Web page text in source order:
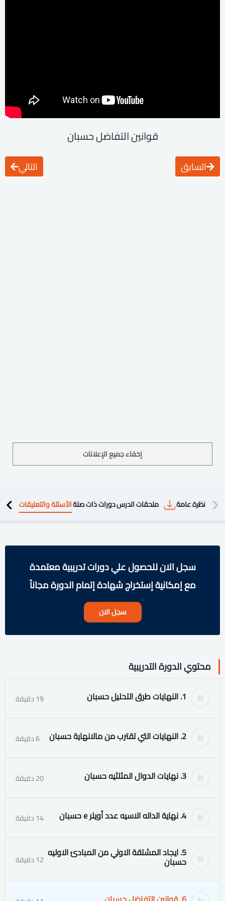
قوانين التفاضل حسبان
السابق التالي
إخفاء جميع الإعلانات
نظرة عامة ملحقات الدرسدورات ذات صلةالأسئلة والتعليقات
سجل الان للحصول علي دورات تدريبية معتمدة
مع إمكانية إستخراج شهادة إتمام الدورة مجاناً
سجل الان
محتوي الدورة التدريبية
1. النهايات طرق التحليل حسبان 19 دقيقة
2. النهايات التي تقترب من مالانهاية حسبان 6 دقيقة
3. نهايات الدوال المثلثيه حسبان 20 دقيقة
4. نهاية الداله الاسيه عدد أويلر e حسبان 14 دقيقة
5. ايجاد المشتقة الاولي من المبادئ الاوليه
حسبان 12 دقيقة